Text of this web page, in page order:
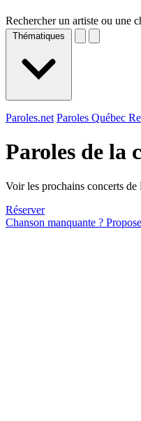
Rechercher un artiste ou une
Thématiques
Paroles.net Paroles Québec
Paroles de la
Voir les prochains concerts
Réserver
Chanson manquante ?